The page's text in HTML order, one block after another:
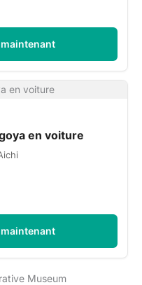
maintenant
en voiture
maintenant
Museum